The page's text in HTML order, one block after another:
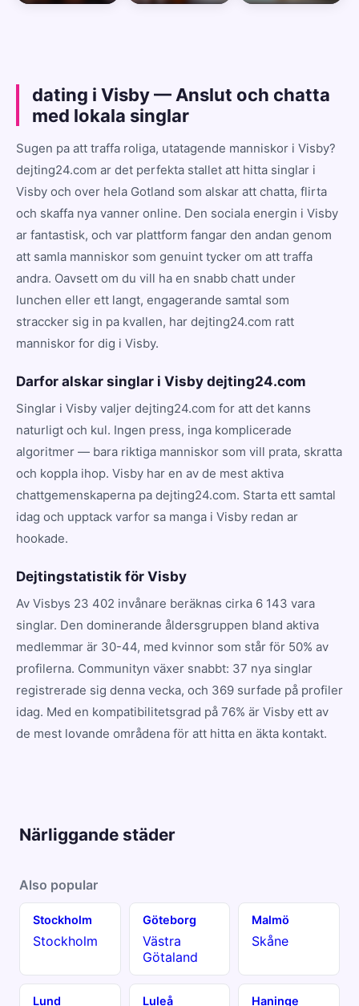
dating i Visby — Anslut och chatta
med lokala singlar
Sugen pa att traffa roliga, utatagende manniskor i Visby?
dejting24.com ar det perfekta stallet att hitta singlar i
Visby och over hela Gotland som alskar att chatta, flirta
och skaffa nya vanner online. Den sociala energin i Visby
ar fantastisk, och var plattform fangar den andan genom
att samla manniskor som genuint tycker om att traffa
andra. Oavsett om du vill ha en snabb chatt under
lunchen eller ett langt, engagerande samtal som
straccker sig in pa kvallen, har dejting24.com ratt
manniskor for dig i Visby.
Darfor alskar singlar i Visby dejting24.com
Singlar i Visby valjer dejting24.com for att det kanns
naturligt och kul. Ingen press, inga komplicerade
algoritmer — bara riktiga manniskor som vill prata, skratta
och koppla ihop. Visby har en av de mest aktiva
chattgemenskaperna pa dejting24.com. Starta ett samtal
idag och upptack varfor sa manga i Visby redan ar
hookade.
Dejtingstatistik för Visby
Av Visbys 23 402 invånare beräknas cirka 6 143 vara
singlar. Den dominerande åldersgruppen bland aktiva
medlemmar är 30-44, med kvinnor som står för 50% av
profilerna. Communityn växer snabbt: 37 nya singlar
registrerade sig denna vecka, och 369 surfade på profiler
idag. Med en kompatibilitetsgrad på 76% är Visby ett av
de mest lovande områdena för att hitta en äkta kontakt.
Närliggande städer
Also popular
Stockholm
Stockholm
Göteborg
Västra
Götaland
Malmö
Skåne
Lund Luleå Haninge